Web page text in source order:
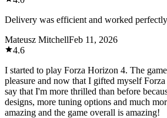
Delivery was efficient and worked
Mateusz MitchellFeb 11, 2026
4.6
I started to play Forza Horizon 4. The
pleasure and now that I gifted myself
say that I'm more thrilled than before
designs, more tuning options and much
amazing and the game overall is amazing!